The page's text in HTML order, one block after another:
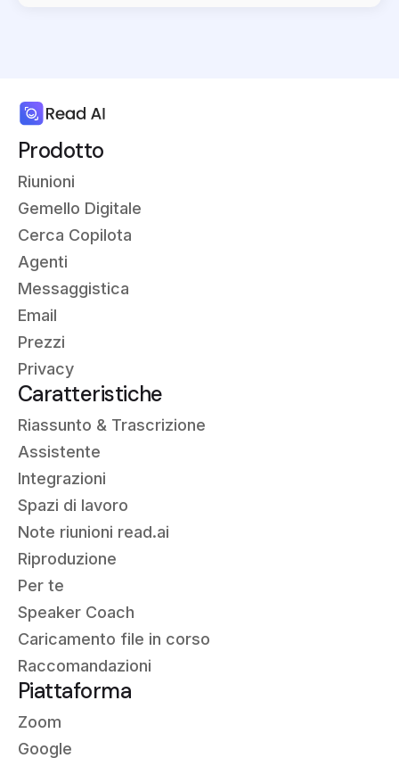
Prodotto
Riunioni
Gemello Digitale
Cerca Copilota
Agenti
Messaggistica
Email
Prezzi
Privacy
Caratteristiche
Riassunto & Trascrizione
Assistente
Integrazioni
Spazi di lavoro
Note riunioni read.ai
Riproduzione
Per te
Speaker Coach
Caricamento file in corso
Raccomandazioni
Piattaforma
Zoom
Google